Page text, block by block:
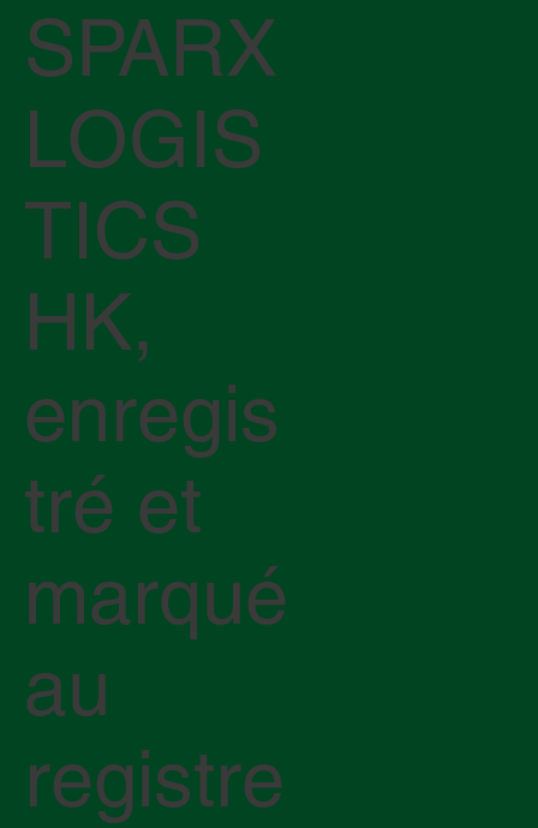
SPARX
LOGIS
TICS
HK,
enregis
tré et
marqué
au
registre